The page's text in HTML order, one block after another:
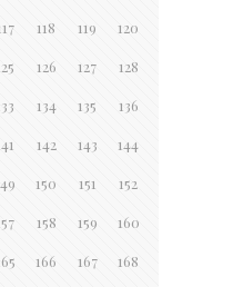
118 119 120
126 127 128
134 135 136
142 143 144
150 151 152
158 159 160
166 167 168